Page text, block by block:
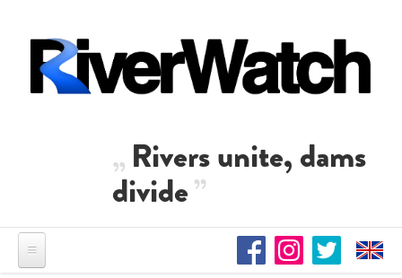
Rivers unite, dams
divide